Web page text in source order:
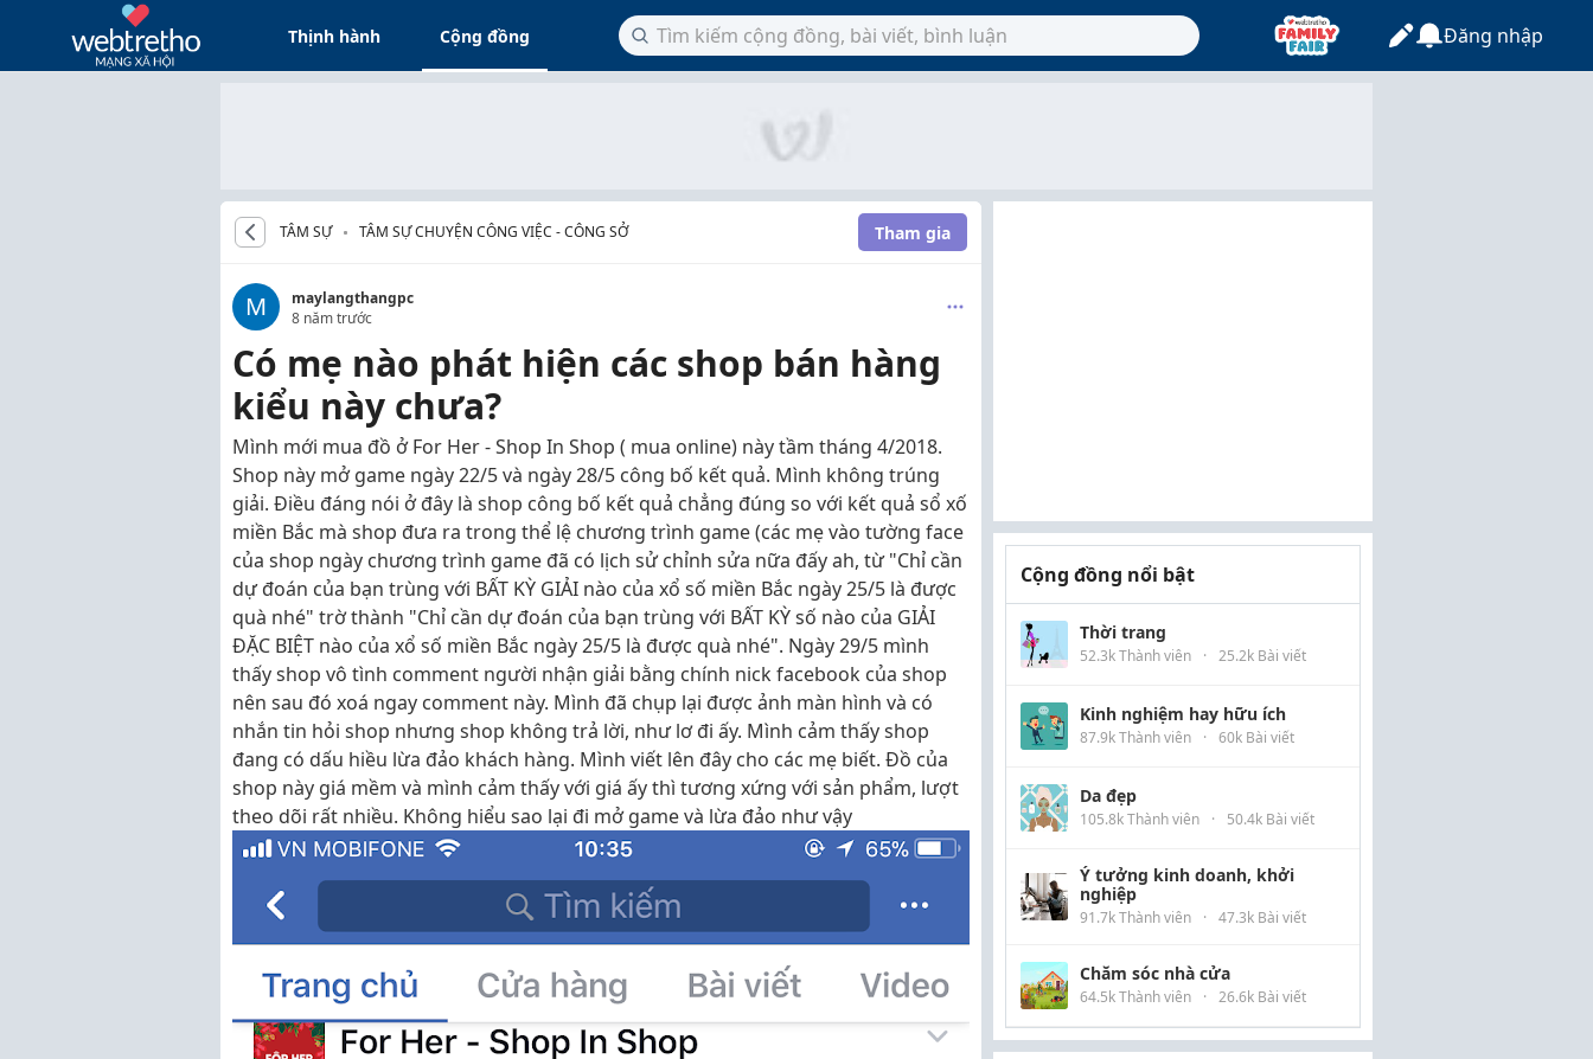
Thịnh hành Cộng đồng Đăng nhập
TÂM SỰ TÂM SỰ CHUYỆN CÔNG VIỆC - CÔNG SỞ Tham gia
M
maylangthangpc
8 năm trước
Có mẹ nào phát hiện các shop bán hàng
kiểu này chưa?
Mình mới mua đồ ở For Her - Shop In Shop ( mua online) này tầm tháng 4/2018.
Shop này mở game ngày 22/5 và ngày 28/5 công bố kết quả. Mình không trúng
giải. Điều đáng nói ở đây là shop công bố kết quả chẳng đúng so với kết quả sổ xố
miền Bắc mà shop đưa ra trong thể lệ chương trình game (các mẹ vào tường face
của shop ngày chương trình game đã có lịch sử chỉnh sửa nữa đấy ah, từ "Chỉ cần
dự đoán của bạn trùng với BẤT KỲ GIẢI nào của xổ số miền Bắc ngày 25/5 là được
quà nhé" trờ thành "Chỉ cần dự đoán của bạn trùng với BẤT KỲ số nào của GIẢI
ĐẶC BIỆT nào của xổ số miền Bắc ngày 25/5 là được quà nhé". Ngày 29/5 mình
thấy shop vô tình comment người nhận giải bằng chính nick facebook của shop
nên sau đó xoá ngay comment này. Mình đã chụp lại được ảnh màn hình và có
nhắn tin hỏi shop nhưng shop không trả lời, như lơ đi ấy. Mình cảm thấy shop
đang có dấu hiều lừa đảo khách hàng. Mình viết lên đây cho các mẹ biết. Đồ của
shop này giá mềm và mình cảm thấy với giá ấy thì tương xứng với sản phẩm, lượt
theo dõi rất nhiều. Không hiểu sao lại đi mở game và lừa đảo như vậy
Cộng đồng nổi bật
Thời trang
52.3k Thành viên · 25.2k Bài viết
Kinh nghiệm hay hữu ích
87.9k Thành viên · 60k Bài viết
Da đẹp
105.8k Thành viên · 50.4k Bài viết
Ý tưởng kinh doanh, khởi
nghiệp
91.7k Thành viên · 47.3k Bài viết
Chăm sóc nhà cửa
64.5k Thành viên · 26.6k Bài viết